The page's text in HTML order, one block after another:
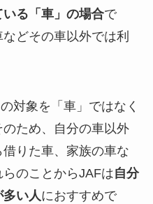
る「車」の場合で
どその車以外では利
対象を「車」ではなく
のため、自分の車以外
りた車、家族の車な
のことからJAFは自分
多い人におすすめで